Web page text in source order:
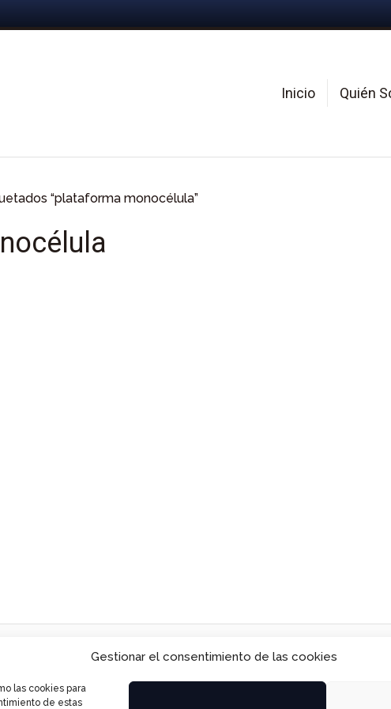
Gestionar el consentimiento de las cookies
las cookies para
de estas
Inicio Quién
“plataforma monocélula”
info@basculastilca.com